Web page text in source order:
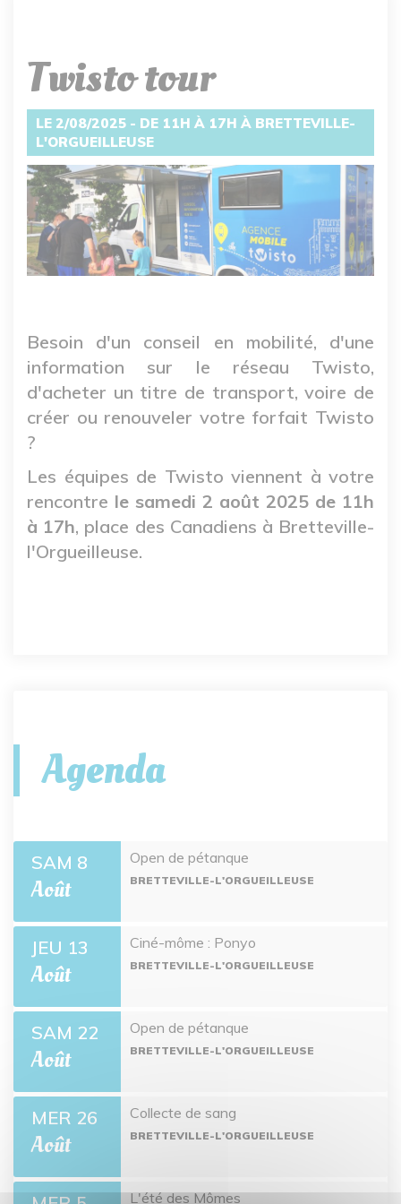
Twisto tour
LE 2/08/2025 - DE 11H À 17H À BRETTEVILLE-
L'ORGUEILLEUSE
Besoin d'un conseil en mobilité, d'une
information sur le réseau Twisto,
d'acheter un titre de transport, voire de
créer ou renouveler votre forfait Twisto
?
Les équipes de Twisto viennent à votre
rencontre le samedi 2 août 2025 de 11h
à 17h, place des Canadiens à Bretteville-
l'Orgueilleuse.
Agenda
SAM 8
Août
Open de pétanque
BRETTEVILLE-L'ORGUEILLEUSE
JEU 13
Août
Ciné-môme : Ponyo
BRETTEVILLE-L'ORGUEILLEUSE
SAM 22
Août
Open de pétanque
BRETTEVILLE-L'ORGUEILLEUSE
MER 26
Août
Collecte de sang
BRETTEVILLE-L'ORGUEILLEUSE
L'été des Mômes